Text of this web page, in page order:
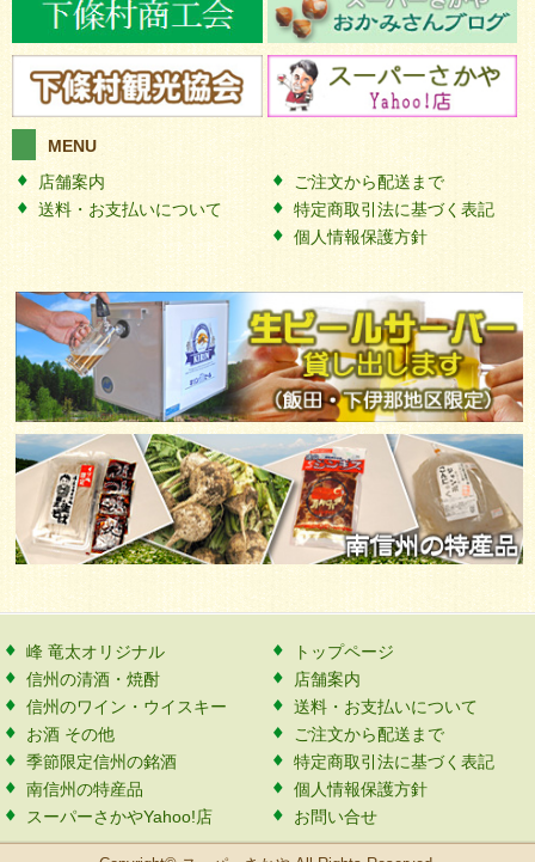
MENU
店舗案内
送料・お支払いについて
ご注文から配送まで
特定商取引法に基づく表記
個人情報保護方針
峰 竜太オリジナル
信州の清酒・焼酎
信州のワイン・ウイスキー
お酒 その他
季節限定信州の銘酒
南信州の特産品
スーパーさかやYahoo!店
トップページ
店舗案内
送料・お支払いについて
ご注文から配送まで
特定商取引法に基づく表記
個人情報保護方針
お問い合せ